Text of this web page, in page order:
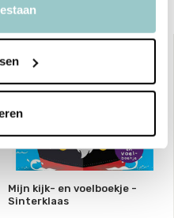
Mijn kijk- en voelboekje -
Sinterklaas